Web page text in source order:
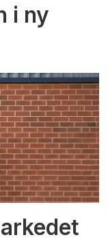
i ny